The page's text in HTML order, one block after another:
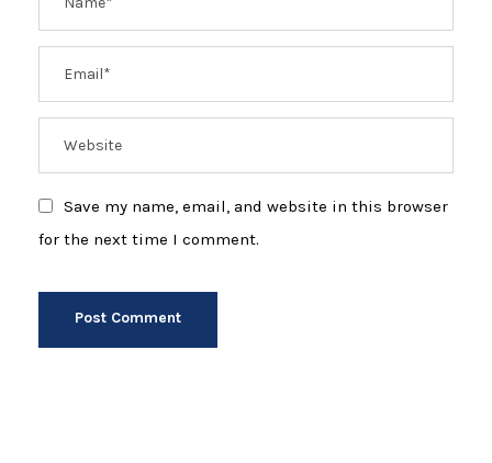
Save my name, email, and website in this browser
for the next time I comment.